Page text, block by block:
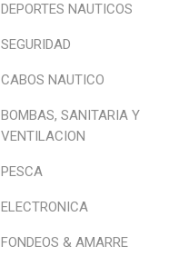
DEPORTES NAUTICOS
SEGURIDAD
CABOS NAUTICO
BOMBAS, SANITARIA Y
VENTILACION
PESCA
ELECTRONICA
FONDEOS & AMARRE